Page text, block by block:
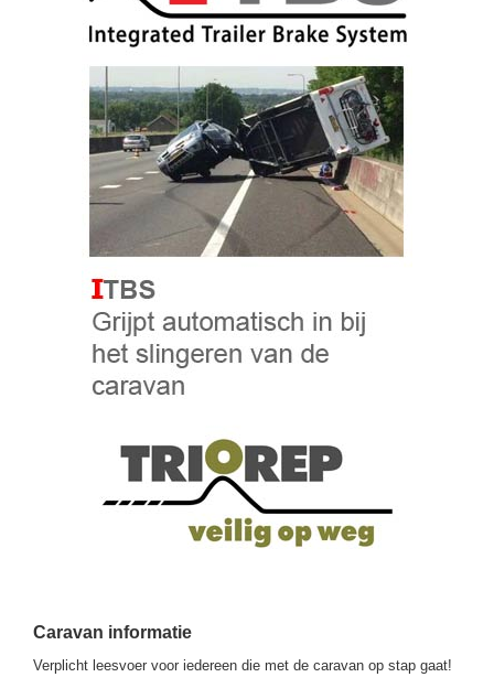
Caravan informatie
Verplicht leesvoer voor iedereen die met de caravan op stap gaat!